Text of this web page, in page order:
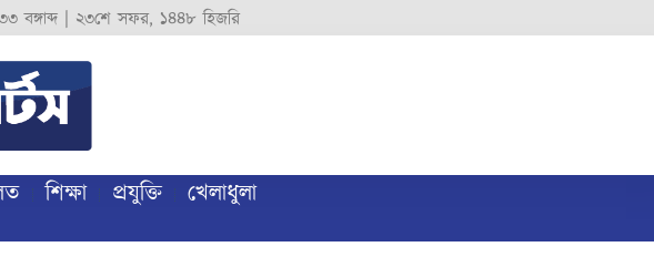
বঙ্গাব্দ| ২৩শে সফর, ১৪৪৮ হিজরি
শিক্ষা প্রযুক্তি খেলাধুলা